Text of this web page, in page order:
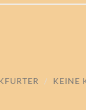
/ KEINE